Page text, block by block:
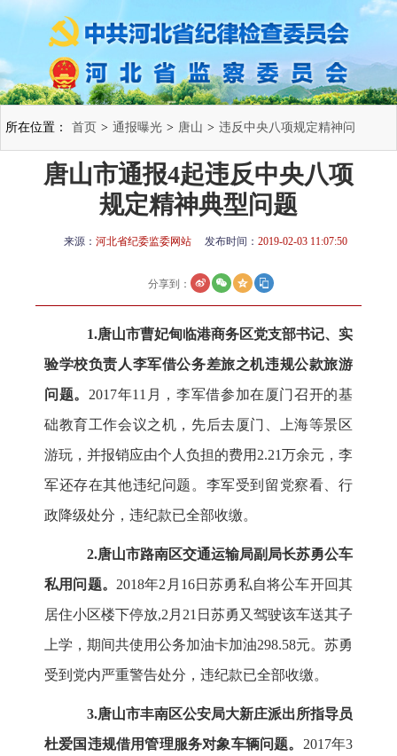
所在位置： 首页 > 通报曝光 > 唐山 > 违反中央八项规定精神问
唐山市通报4起违反中央八项
规定精神典型问题
来源： 河北省纪委监委网站 发布时间： 2019-02-03 11:07:50
分享到：
1.唐山市曹妃甸临港商务区党支部书记、实
验学校负责人李军借公务差旅之机违规公款旅游
问题。 2017年11月，李军借参加在厦门召开的基
础教育工作会议之机，先后去厦门、上海等景区
游玩，并报销应由个人负担的费用2.21万余元，李
军还存在其他违纪问题。李军受到留党察看、行
政降级处分，违纪款已全部收缴。
2.唐山市路南区交通运输局副局长苏勇公车
私用问题。 2018年2月16日苏勇私自将公车开回其
居住小区楼下停放,2月21日苏勇又驾驶该车送其子
上学，期间共使用公务加油卡加油298.58元。苏勇
受到党内严重警告处分，违纪款已全部收缴。
3.唐山市丰南区公安局大新庄派出所指导员
杜爱国违规借用管理服务对象车辆问题。 2017年3